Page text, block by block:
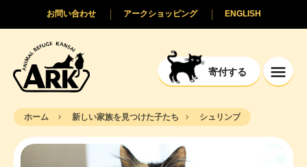
寄付する
ENGLISH
アークショッピング
お問い合わせ
ホーム 新しい家族を見つけた子たち シュリンプ